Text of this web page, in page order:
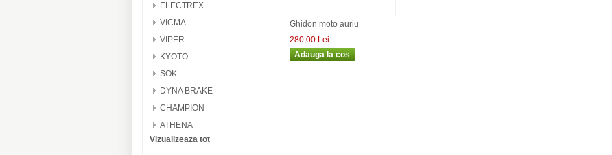
ELECTREX
VICMA
VIPER
KYOTO
SOK
DYNA BRAKE
CHAMPION
ATHENA
Vizualizeaza tot
Ghidon moto auriu
280,00 Lei